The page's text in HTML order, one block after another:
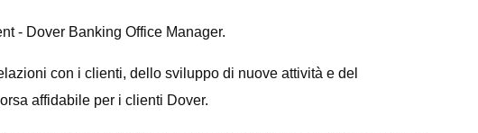
- Dover Banking Office Manager.
con i clienti, dello sviluppo di nuove attività e del
affidabile per i clienti Dover.